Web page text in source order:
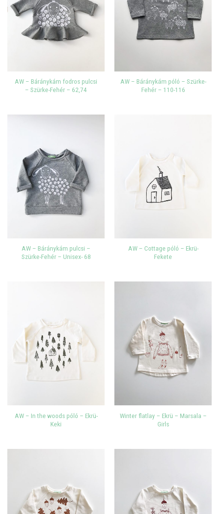
AW – Báránykám fodros pulcsi
– Szürke-Fehér – 62,74
AW – Báránykám póló – Szürke-
Fehér – 110-116
AW – Báránykám pulcsi –
Szürke-Fehér – Unisex- 68
AW – Cottage póló – Ekrü-
Fekete
AW – In the woods póló – Ekrü-
Keki
Winter flatlay – Ekrü – Marsala –
Girls